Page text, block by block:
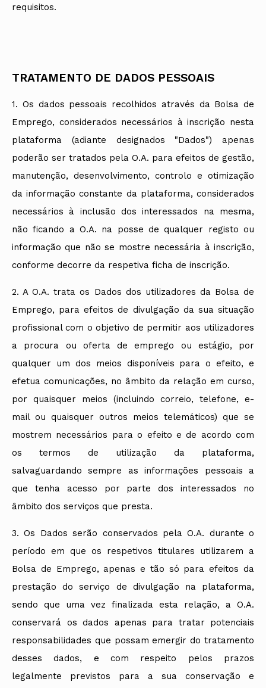
requisitos.
TRATAMENTO DE DADOS PESSOAIS
1. Os dados pessoais recolhidos através da Bolsa de
Emprego, considerados necessários à inscrição nesta
plataforma (adiante designados "Dados") apenas
poderão ser tratados pela O.A. para efeitos de gestão,
manutenção, desenvolvimento, controlo e otimização
da informação constante da plataforma, considerados
necessários à inclusão dos interessados na mesma,
não ficando a O.A. na posse de qualquer registo ou
informação que não se mostre necessária à inscrição,
conforme decorre da respetiva ficha de inscrição.
2. A O.A. trata os Dados dos utilizadores da Bolsa de
Emprego, para efeitos de divulgação da sua situação
profissional com o objetivo de permitir aos utilizadores
a procura ou oferta de emprego ou estágio, por
qualquer um dos meios disponíveis para o efeito, e
efetua comunicações, no âmbito da relação em curso,
por quaisquer meios (incluindo correio, telefone, e-
mail ou quaisquer outros meios telemáticos) que se
mostrem necessários para o efeito e de acordo com
os termos de utilização da plataforma,
salvaguardando sempre as informações pessoais a
que tenha acesso por parte dos interessados no
âmbito dos serviços que presta.
3. Os Dados serão conservados pela O.A. durante o
período em que os respetivos titulares utilizarem a
Bolsa de Emprego, apenas e tão só para efeitos da
prestação do serviço de divulgação na plataforma,
sendo que uma vez finalizada esta relação, a O.A.
conservará os dados apenas para tratar potenciais
responsabilidades que possam emergir do tratamento
desses dados, e com respeito pelos prazos
legalmente previstos para a sua conservação e